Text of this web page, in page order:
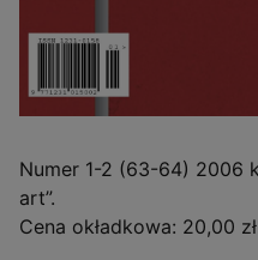
Numer 1-2 (63-64) 2006
art”.
Cena okładkowa: 20,00 zł